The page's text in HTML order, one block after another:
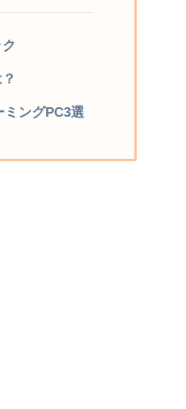
ングPC3選